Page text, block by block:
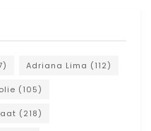
Adriana Lima (112)
(105)
(218)